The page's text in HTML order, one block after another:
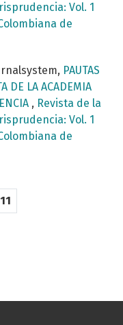
Vol. 1
de
PAUTAS
DE LA ACADEMIA
, Revista de la
Vol. 1
de
11